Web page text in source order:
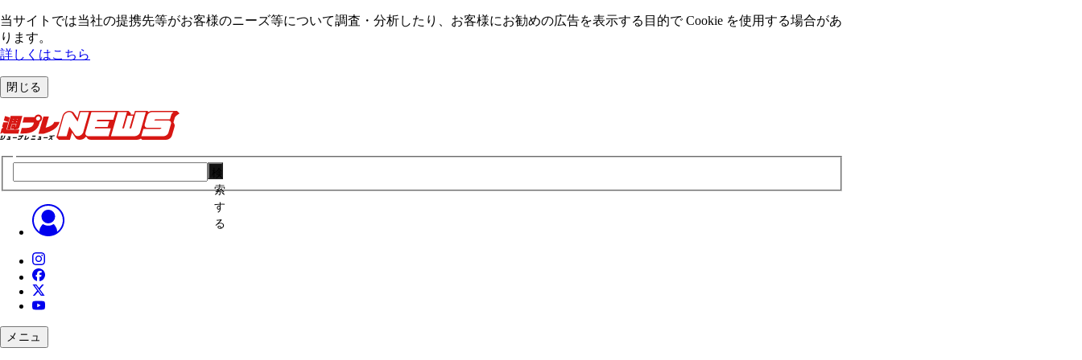
当サイトでは当社の提携先等がお客様のニーズ等について調査・分析したり、お客様にお勧めの広告を表⽰する⽬的で Cookie を使⽤する場合があ
ります。
詳しくはこちら
閉じる
索
す
る
メニュ